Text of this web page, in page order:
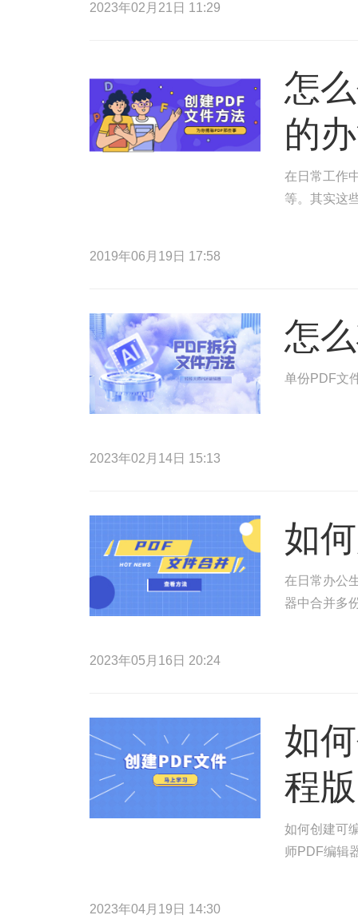
2023年02月21日 11:29
怎
的
在日常工作
等。其实这
2019年06月19日 17:58
怎
单份PDF文
2023年02月14日 15:13
如
在日常办公
器中合并多
2023年05月16日 20:24
如
程版
如何创建可
师PDF编辑
2023年04月19日 14:30